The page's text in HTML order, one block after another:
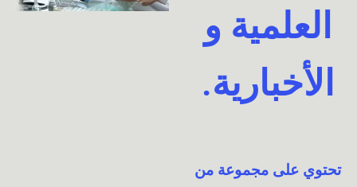
العلمية و
الأخبارية.
تحتوي على مجموعة من